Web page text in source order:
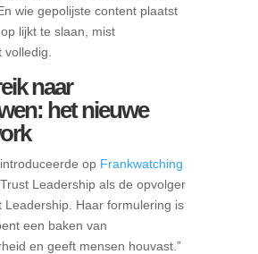
wie gepolijste content plaatst
lijkt te slaan, mist
naar
het nieuwe
op Frankwatching
Leadership als de opvolger
Leadership. Haar formulering is
een baken van
en geeft mensen houvast.”